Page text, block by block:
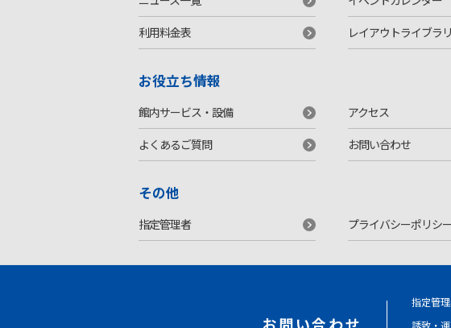
利用料金表
レイアウトライブラ
お役立ち情報
館内サービス・設備 アクセス
よくあるご質問
お問い合わせ
その他
指定管理者 プライバシーポリシ
お問い合わせ
指定管